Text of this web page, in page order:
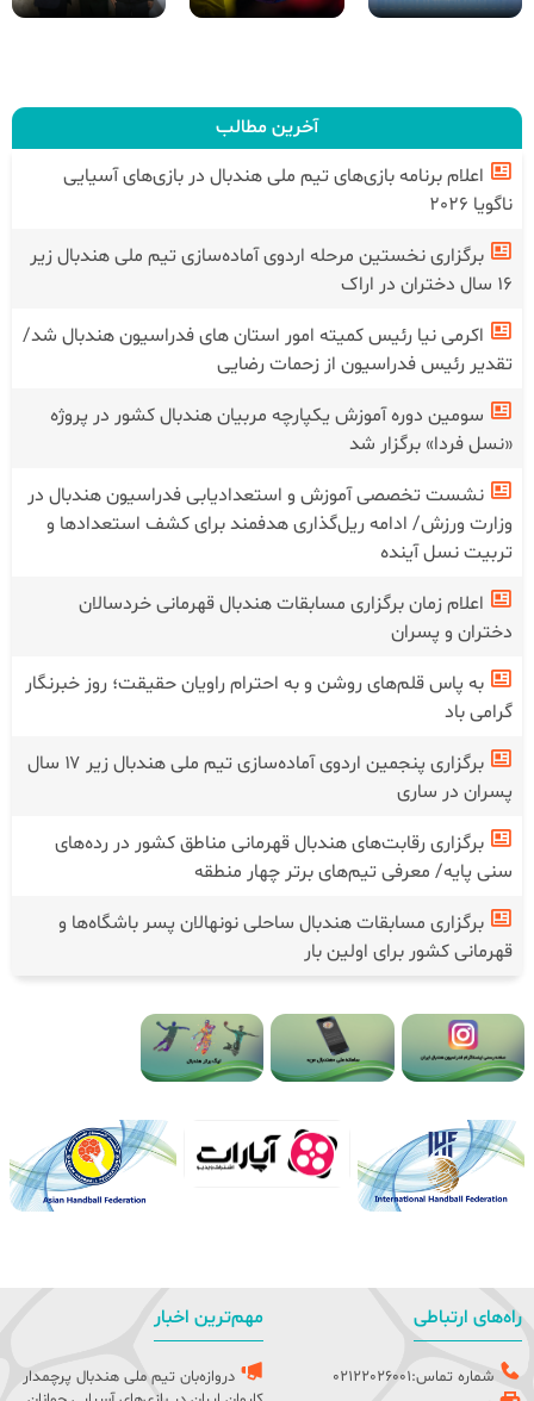
آخرین مطالب
اعلام برنامه بازی‌های تیم ملی هندبال در بازی‌های آسیایی
ناگویا 2026
برگزاری نخستین مرحله اردوی آماده‌سازی تیم ملی هندبال زیر
۱۶ سال دختران در اراک
اکرمی نیا رئیس کمیته امور استان های فدراسیون هندبال شد/
تقدیر رئیس فدراسیون از زحمات رضایی
سومین دوره آموزش یکپارچه مربیان هندبال کشور در پروژه
«نسل فردا» برگزار شد
نشست تخصصی آموزش و استعدادیابی فدراسیون هندبال در
وزارت ورزش/ ادامه ریل‌گذاری هدفمند برای کشف استعدادها و
تربیت نسل آینده
اعلام زمان برگزاری مسابقات هندبال قهرمانی خردسالان
دختران و پسران
به پاس قلم‌های روشن و به احترام راویان حقیقت؛ روز خبرنگار
گرامی باد
برگزاری پنجمین اردوی آماده‌سازی تیم ملی هندبال زیر ۱۷ سال
پسران در ساری
برگزاری رقابت‌های هندبال قهرمانی مناطق کشور در رده‌های
سنی پایه/ معرفی تیم‌های برتر چهار منطقه
برگزاری مسابقات هندبال ساحلی نونهالان پسر باشگاه‌ها و
قهرمانی کشور برای اولین بار
راه‌های ارتباطی
شماره تماس:02122026001
مهم‌ترین اخبار
دروازه‌بان تیم ملی هندبال پرچمدار